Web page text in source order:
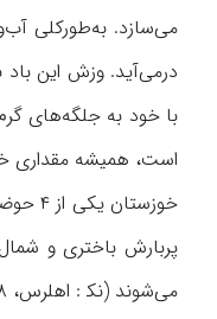
است، همیشه مقداری
پربارش باختری و
می‌شوند (نک‍ : اهلرس، ۱۴۸، ۱۵۶-۱۵۷).